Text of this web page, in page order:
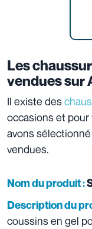
Les
vendues sur
Il existe des
occasions et
avons
vendues.
Nom du produit :
Description du
coussins en gel